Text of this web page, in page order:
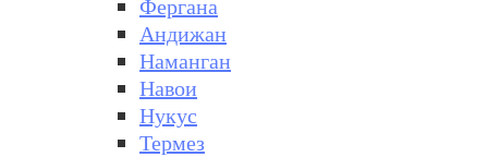
Фергана
Андижан
Наманган
Навои
Нукус
Термез